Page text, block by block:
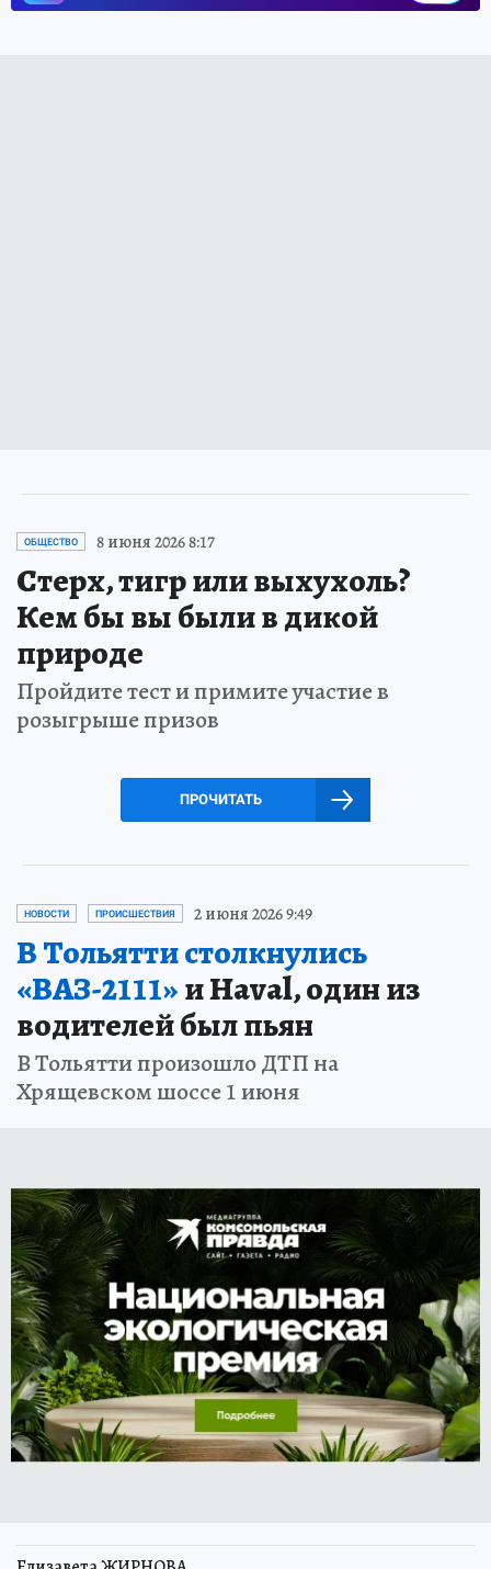
ОБЩЕСТВО 8 июня 2026 8:17
Стерх, тигр или выхухоль?
Кем бы вы были в дикой
природе
Пройдите тест и примите участие в
розыгрыше призов
ПРОЧИТАТЬ
НОВОСТИ ПРОИСШЕСТВИЯ 2 июня 2026 9:49
В Тольятти столкнулись
«ВАЗ-2111»и Haval, один из
водителей был пьян
В Тольятти произошло ДТП на
Хрящевском шоссе 1 июня